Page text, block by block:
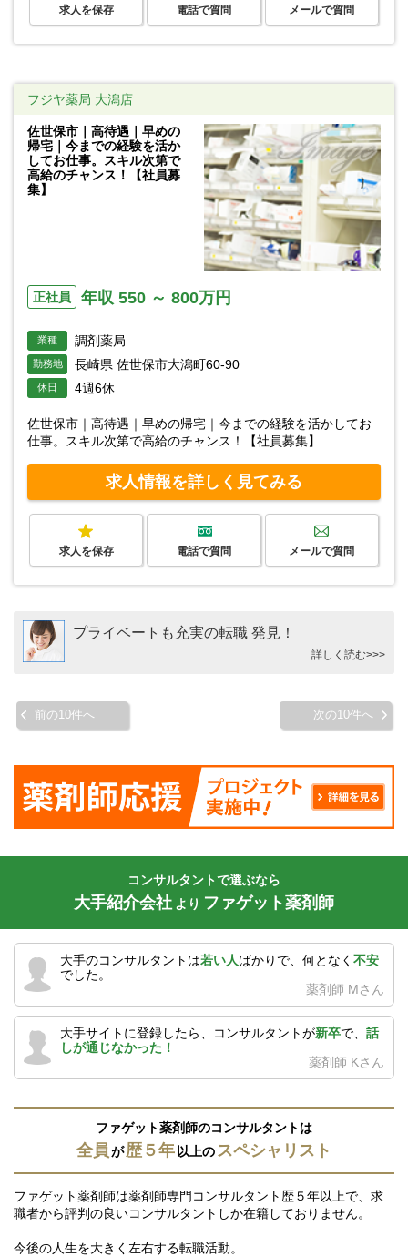
求人を保存 電話で質問 メールで質問
フジヤ薬局 大潟店
佐世保市｜高待遇｜早めの
帰宅｜今までの経験を活か
してお仕事。スキル次第で
高給のチャンス！【社員募
集】
正社員 年収 550 ～ 800万円
業種 調剤薬局
勤務地 長崎県 佐世保市大潟町60-90
休日 4週6休
佐世保市｜高待遇｜早めの帰宅｜今までの経験を活かしてお
仕事。スキル次第で高給のチャンス！【社員募集】
求人情報を詳しく見てみる
求人を保存 電話で質問 メールで質問
プライベートも充実の転職 発見！
詳しく読む>>>
前の10件へ 次の10件へ
コンサルタントで選ぶなら
大手紹介会社 より ファゲット薬剤師
大手のコンサルタントは若い人ばかりで、何となく 不安
でした。
薬剤師 Mさん
大手サイトに登録したら、コンサルタントが新卒で、 話
しが通じなかった！
薬剤師 Kさん
ファゲット薬剤師のコンサルタントは
全員が歴５年以上のスペシャリスト
ファゲット薬剤師は薬剤師専門コンサルタント歴５年以上で、求
職者から評判の良いコンサルタントしか在籍しておりません。
今後の人生を大きく左右する転職活動。